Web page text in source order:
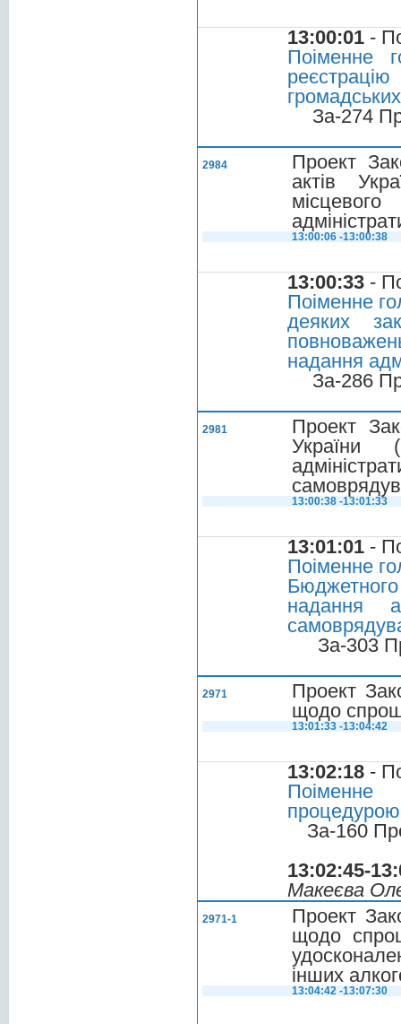
13:00:01 -
Поіменне
За-274
2984
Проект
актів
13:00:06 -13:00:38
13:00:33 -
Поіменне
деяких
надання
За-286
2981
Проект
України
13:00:38 -13:01:33
13:01:01 -
Поіменне
Бюджетного
надання
За-303
2971
Проект
щодо
13:01:33 -13:04:42
13:02:18 -
Поіменне
За-160
13:02:45-
Макеєва
2971-1
Проект
щодо
інших
13:04:42 -13:07:30